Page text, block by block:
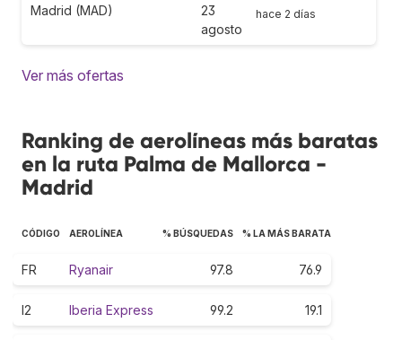
Madrid (MAD)
23
agosto
hace 2 días
Ver más ofertas
Ranking de aerolíneas más baratas
en la ruta Palma de Mallorca -
Madrid
CÓDIGO AEROLÍNEA % BÚSQUEDAS % LA MÁS BARATA
FR Ryanair 97.8 76.9
I2 Iberia Express 99.2 19.1